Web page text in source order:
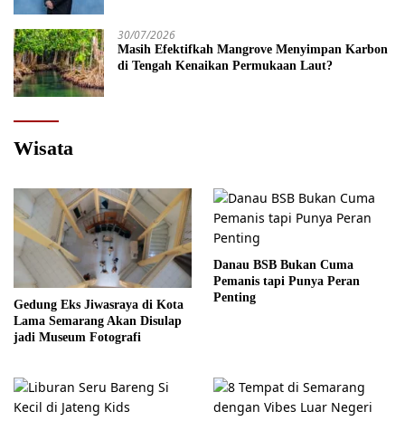
30/07/2026
Masih Efektifkah Mangrove Menyimpan Karbon
di Tengah Kenaikan Permukaan Laut?
Wisata
Gedung Eks Jiwasraya di Kota
Lama Semarang Akan Disulap
jadi Museum Fotografi
Danau BSB Bukan Cuma
Pemanis tapi Punya Peran
Penting